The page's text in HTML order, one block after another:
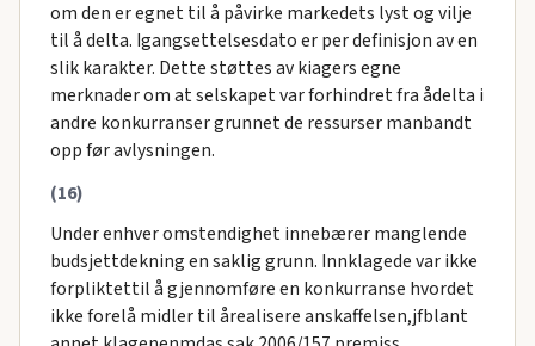
om den er egnet til å påvirke markedets lyst og vilje
til å delta. Igangsettelsesdato er per definisjon av en
slik karakter. Dette støttes av kiagers egne
merknader om at selskapet var forhindret fra ådelta i
andre konkurranser grunnet de ressurser manbandt
opp før avlysningen.
(16)
Under enhver omstendighet innebærer manglende
budsjettdekning en saklig grunn. Innklagede var ikke
forpliktettil å gjennomføre en konkurranse hvordet
ikke forelå midler til årealisere anskaffelsen,jfblant